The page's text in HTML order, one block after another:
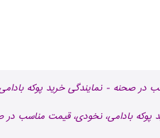
در صحنه - نمایندگی خرید پوکه
بادامی، نخودی، قیمت مناسب در